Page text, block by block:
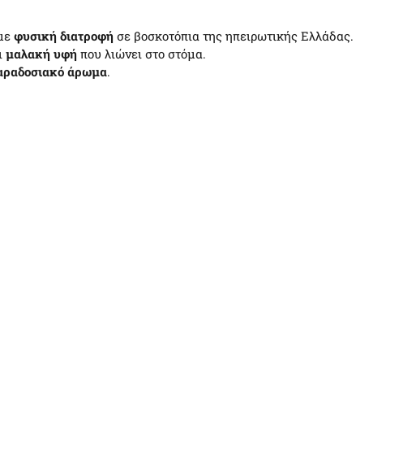
φυσική διατροφή σε βοσκοτόπια της ηπειρωτικής Ελλάδας.
μαλακή υφή που λιώνει στο στόμα.
άρωμα.